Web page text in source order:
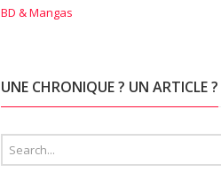
BD & Mangas
UNE CHRONIQUE ? UN ARTICLE ?